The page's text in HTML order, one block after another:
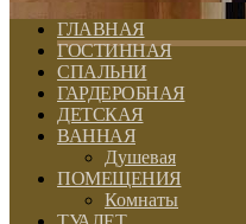
ГЛАВНАЯ
ГОСТИННАЯ
СПАЛЬНИ
ГАРДЕРОБНАЯ
ДЕТСКАЯ
ВАННАЯ
Душевая
ПОМЕЩЕНИЯ
Комнаты